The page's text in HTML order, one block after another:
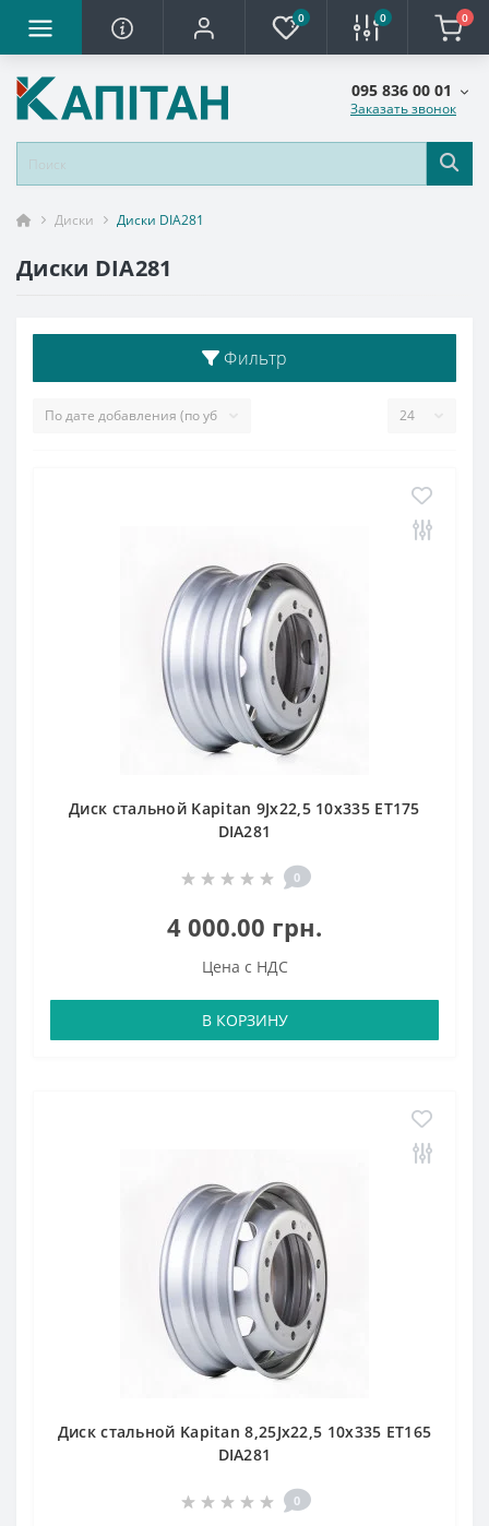
0 0 0
095 836 00 01
Заказать звонок
Диски Диски DIA281
Диски DIA281
Фильтр
Диск стальной Kapitan 9Jx22,5 10x335 ET175
DIA281
0
4 000.00 грн.
Цена с НДС
В КОРЗИНУ
Диск стальной Kapitan 8,25Jx22,5 10x335 ET165
DIA281
0